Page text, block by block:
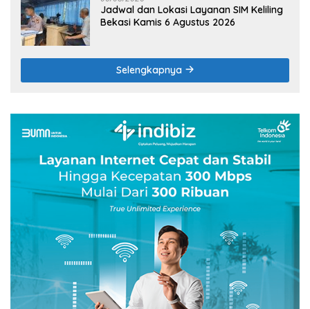
Jadwal dan Lokasi Layanan SIM Keliling
Bekasi Kamis 6 Agustus 2026
Selengkapnya